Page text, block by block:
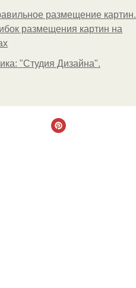
размещение картин.
размещения картин на
"Студия Дизайна".